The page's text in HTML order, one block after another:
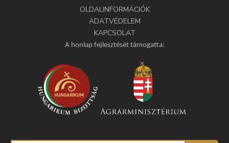
OLDALINFORMÁCIÓK
ADATVÉDELEM
KAPCSOLAT
A honlap fejlesztését támogatta: